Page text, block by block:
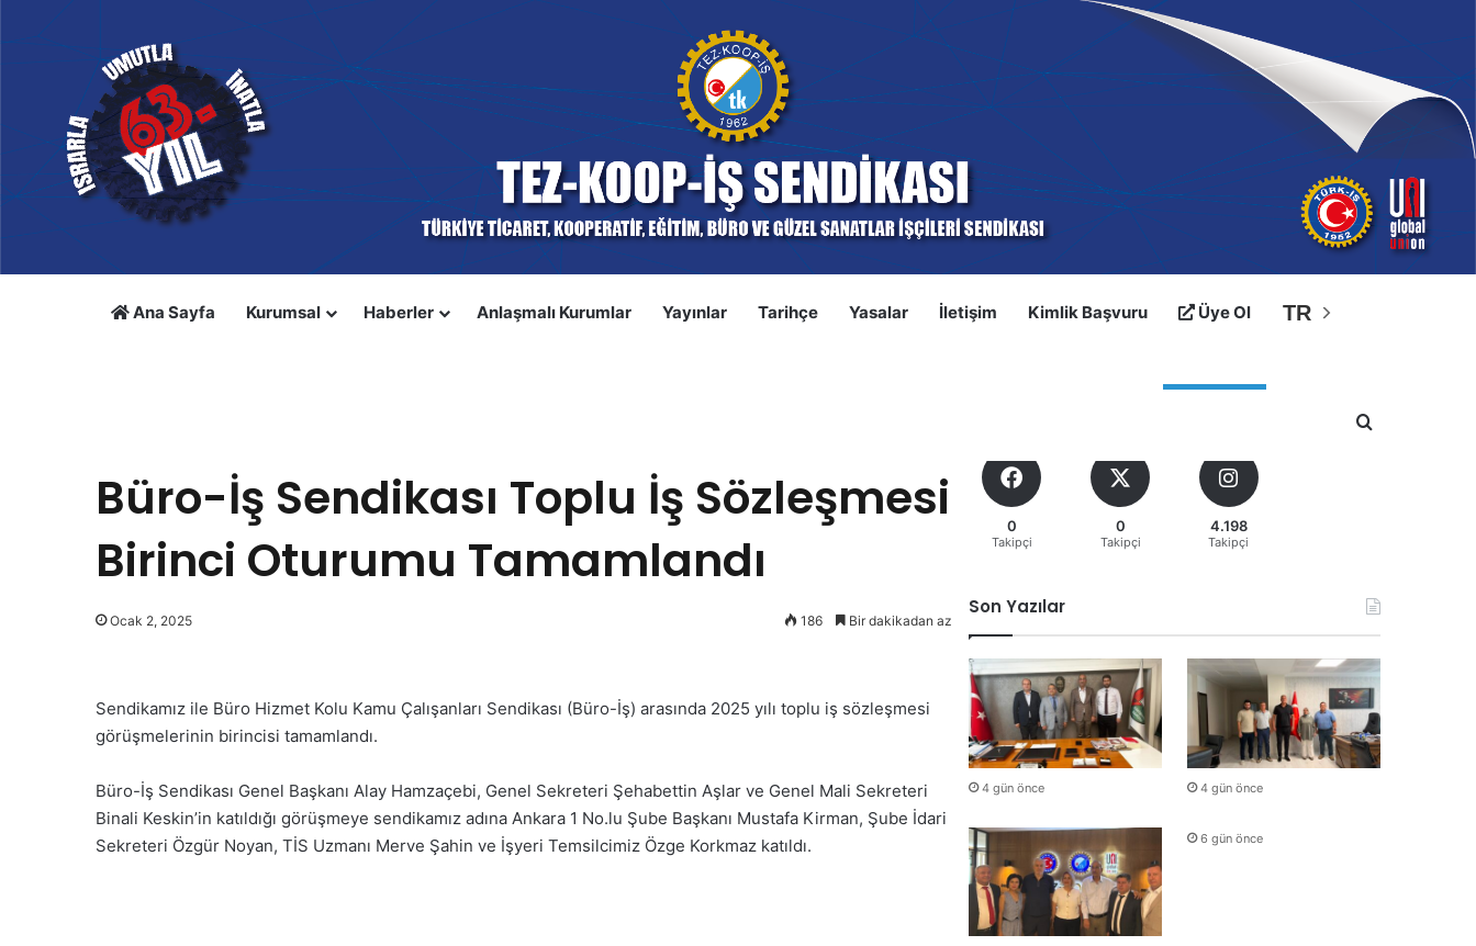
Ana Sayfa Kurumsal Haberler Anlaşmalı Kurumlar Yayınlar Tarihçe Yasalar İletişim Kimlik Başvuru Üye Ol TR
Arama yap
Büro-İş Sendikası Toplu İş Sözleşmesi
Birinci Oturumu Tamamlandı
Ocak 2, 2025 186 Bir dakikadan az
Sendikamız ile Büro Hizmet Kolu Kamu Çalışanları Sendikası (Büro-İş) arasında 2025 yılı toplu iş sözleşmesi
görüşmelerinin birincisi tamamlandı.
Büro-İş Sendikası Genel Başkanı Alay Hamzaçebi, Genel Sekreteri Şehabettin Aşlar ve Genel Mali Sekreteri
Binali Keskin’in katıldığı görüşmeye sendikamız adına Ankara 1 No.lu Şube Başkanı Mustafa Kirman, Şube İdari
Sekreteri Özgür Noyan, TİS Uzmanı Merve Şahin ve İşyeri Temsilcimiz Özge Korkmaz katıldı.
0
Takipçi
0
Takipçi
4.198
Takipçi
Son Yazılar
4 gün önce 4 gün önce
6 gün önce